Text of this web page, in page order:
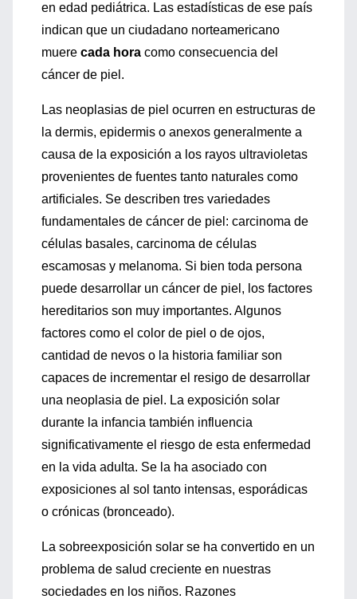
en edad pediátrica. Las estadísticas de ese país
indican que un ciudadano norteamericano
muere cada hora como consecuencia del
cáncer de piel.
Las neoplasias de piel ocurren en estructuras de
la dermis, epidermis o anexos generalmente a
causa de la exposición a los rayos ultravioletas
provenientes de fuentes tanto naturales como
artificiales. Se describen tres variedades
fundamentales de cáncer de piel: carcinoma de
células basales, carcinoma de células
escamosas y melanoma. Si bien toda persona
puede desarrollar un cáncer de piel, los factores
hereditarios son muy importantes. Algunos
factores como el color de piel o de ojos,
cantidad de nevos o la historia familiar son
capaces de incrementar el resigo de desarrollar
una neoplasia de piel. La exposición solar
durante la infancia también influencia
significativamente el riesgo de esta enfermedad
en la vida adulta. Se la ha asociado con
exposiciones al sol tanto intensas, esporádicas
o crónicas (bronceado).
La sobreexposición solar se ha convertido en un
problema de salud creciente en nuestras
sociedades en los niños. Razones